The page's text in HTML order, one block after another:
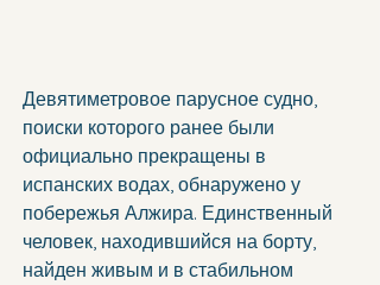
Девятиметровое парусное судно,
поиски которого ранее были
официально прекращены в
испанских водах, обнаружено у
побережья Алжира. Единственный
человек, находившийся на борту,
найден живым и в стабильном